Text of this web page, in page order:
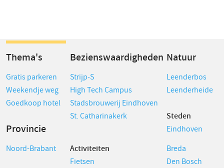
Thema's Bezienswaardigheden Natuur
Gratis parkeren Strijp-S
Leenderbos
Weekendje weg
High Tech Campus
Leenderheide
Goedkoop hotel
Stadsbrouwerij Eindhoven
St. Catharinakerk
Steden
Provincie
Eindhoven
Noord-Brabant
Activiteiten
Breda
Fietsen
Den Bosch